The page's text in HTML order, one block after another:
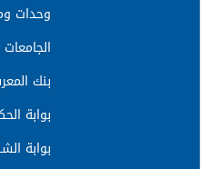
وحدات
بنك
بوابة
بوابة